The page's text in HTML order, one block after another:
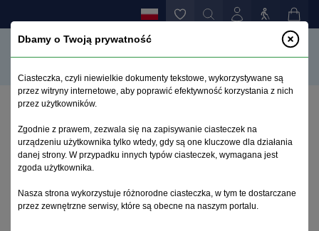
Leki przeciwdepresyjne i podstawowe zasady
leczenia depresji
Archiwum 1992–2014
Dbamy o Twoją prywatność
Ciasteczka, czyli niewielkie dokumenty tekstowe, wykorzystywane są
przez witryny internetowe, aby poprawić efektywność korzystania z nich
przez użytkowników.
Zgodnie z prawem, zezwala się na zapisywanie ciasteczek na
urządzeniu użytkownika tylko wtedy, gdy są one kluczowe dla działania
danej strony. W przypadku innych typów ciasteczek, wymagana jest
zgoda użytkownika.
Nasza strona wykorzystuje różnorodne ciasteczka, w tym te dostarczane
przez zewnętrzne serwisy, które są obecne na naszym portalu.